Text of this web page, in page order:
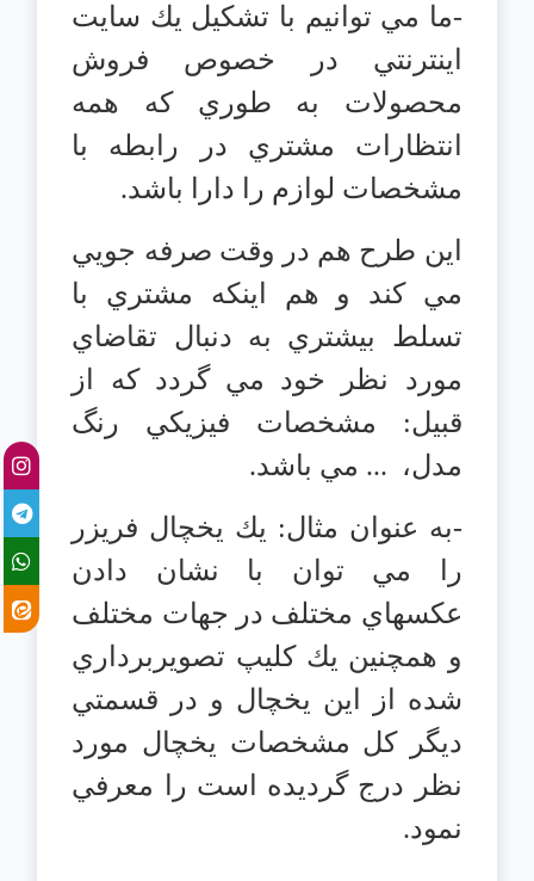
-ما مي توانيم با تشكيل يك سايت
اينترنتي در خصوص فروش
محصولات به طوري كه همه
انتظارات مشتري در رابطه با
مشخصات لوازم را دارا باشد.
اين طرح هم در وقت صرفه جويي
مي كند و هم اينكه مشتري با
تسلط بيشتري به دنبال تقاضاي
مورد نظر خود مي گردد كه از
قبيل: مشخصات فيزيكي‏ رنگ‏
مدل، ... مي باشد.
-به عنوان مثال: يك يخچال فريزر
را مي توان با نشان دادن
عكسهاي مختلف در جهات مختلف
و همچنين يك كليپ تصويربرداري
شده از اين يخچال و در قسمتي
ديگر كل مشخصات يخچال مورد
نظر درج گرديده است را معرفي
نمود.